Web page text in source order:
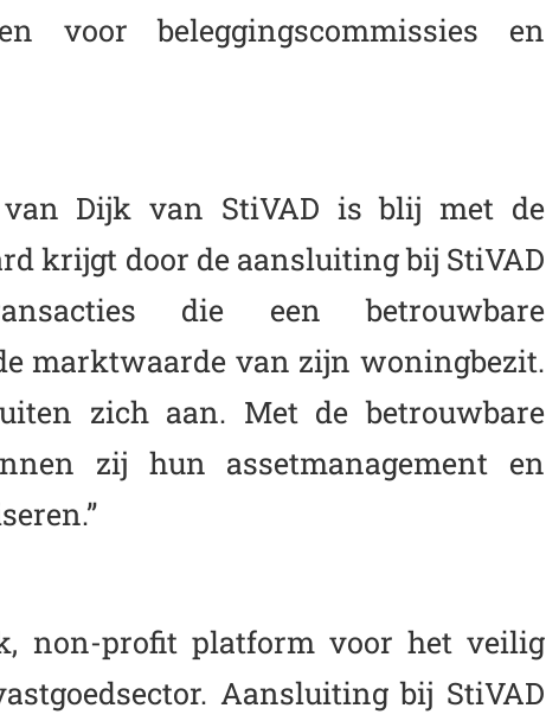
voor beleggingscommissies en
van Dijk van StiVAD is blij met de
krijgt door de aansluiting bij StiVAD
die een betrouwbare
marktwaarde van zijn woningbezit.
zich aan. Met de betrouwbare
zij hun assetmanagement en
non-profit platform voor het veilig
Aansluiting bij StiVAD